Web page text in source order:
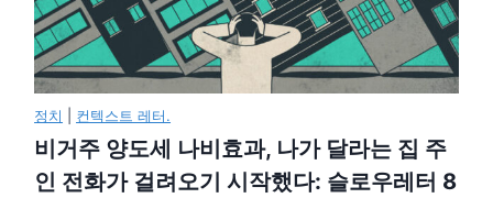
정치 컨텍스트 레터.
비거주 양도세 나비효과, 나가 달라는 집 주
인 전화가 걸려오기 시작했다: 슬로우레터 8